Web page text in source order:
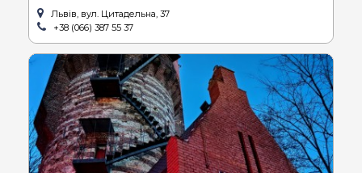
Львів, вул. Цитадельна, 37
+38 (066) 387 55 37